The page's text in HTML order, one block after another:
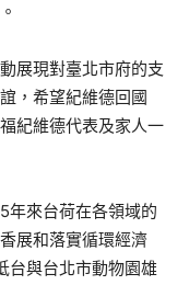
展現對臺北市府的支
，希望紀維德回國
紀維德代表及家人一
年來台荷在各領域的
展和落實循環經濟
台與台北市動物園雄